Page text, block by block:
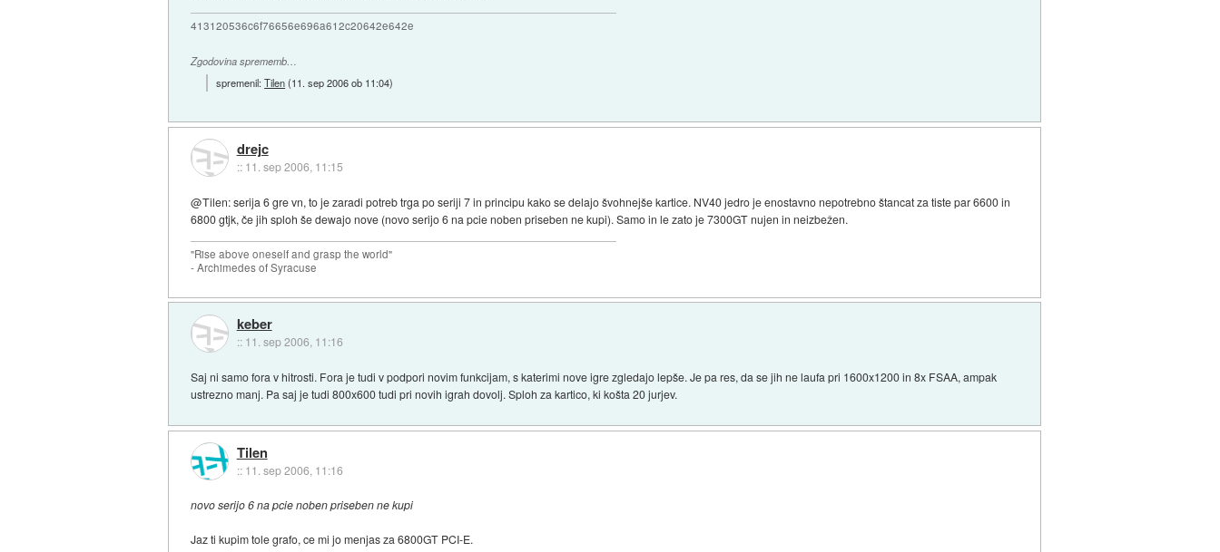
413120536c6f76656e696a612c20642e642e
Zgodovina sprememb…
spremenil:Tilen(11. sep 2006 ob 11:04)
drejc
:: 11. sep 2006, 11:15
@Tilen: serija 6 gre vn, to je zaradi potreb trga po seriji 7 in principu kako se delajo švohnejše kartice. NV40 jedro je enostavno nepotrebno štancat za tiste par 6600 in
6800 gtjk, če jih sploh še dewajo nove (novo serijo 6 na pcie noben priseben ne kupi). Samo in le zato je 7300GT nujen in neizbežen.
"Rise above oneself and grasp the world"
- Archimedes of Syracuse
keber
:: 11. sep 2006, 11:16
Saj ni samo fora v hitrosti. Fora je tudi v podpori novim funkcijam, s katerimi nove igre zgledajo lepše. Je pa res, da se jih ne laufa pri 1600x1200 in 8x FSAA, ampak
ustrezno manj. Pa saj je tudi 800x600 tudi pri novih igrah dovolj. Sploh za kartico, ki košta 20 jurjev.
Tilen
:: 11. sep 2006, 11:16
novo serijo 6 na pcie noben priseben ne kupi
Jaz ti kupim tole grafo, ce mi jo menjas za 6800GT PCI-E.